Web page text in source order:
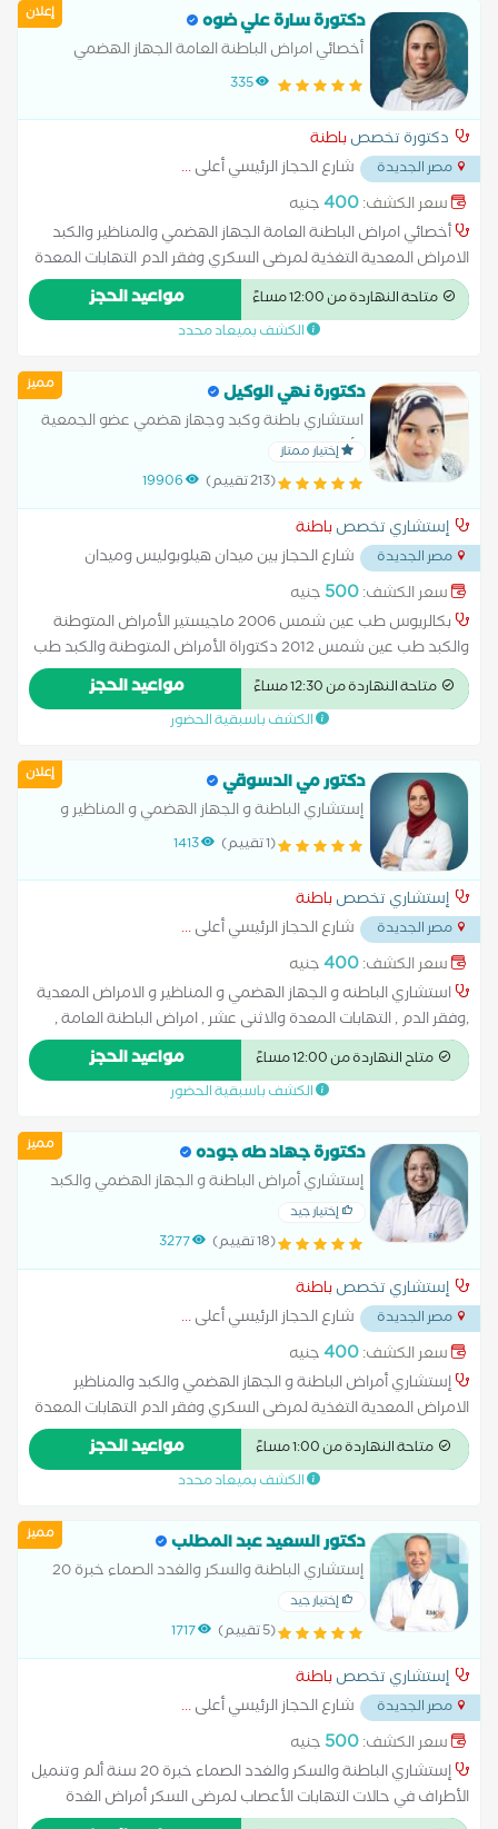
إعلان دكتورة سارة علي ضوه
أخصائي امراض الباطنة العامة الجهاز الهضمي
والمناظير والكبد335
دكتورة تخصصباطنة
مصر الجديدة شارع الحجاز الرئيسي أعلى...
سعر الكشف:400جنيه
أخصائي امراض الباطنة العامة الجهاز الهضمي والمناظير والكبد
الامراض المعدية التغذية لمرضى السكري وفقر الدم التهابات المعدة
والاثنى عشر امراض الباطنة العامة امراض الجهاز الهضمي امراض
ضغط الدم تشخيص وعلاج حالات ارتجاع المريء سونار على البطن
والحوض علاج الكوليسترول
متاحة النهاردة من 12:00 مساءً مواعيد الحجز
الكشف بميعاد محدد
مميز دكتورة نهي الوكيل
استشاري باطنة وكبد وجهاز هضمي عضو الجمعية
الأوروبية لمناظير الجهاز الهضمي
إختيار ممتاز
(213 تقييم) 19906
إستشاري تخصصباطنة
مصر الجديدة
شارع الحجاز بين ميدان هيلوبوليس وميدان
المحكمة علامة...
سعر الكشف:500 جنيه
بكالريوس طب عين شمس 2006 ماجيستير الأمراض المتوطنة
والكبد طب عين شمس 2012 دكتوراة الأمراض المتوطنة والكبد طب
عين شمس 2019 زميل الاتحاد الاوروبى لأمراض الجهاز الهضمى عضو
الجمعية البحثية لدراسة امراض الكبد والجهاز الهضمى عضو الجمعية
الاوروبية لمناظير الجهاز الهضمى
متاحة النهاردة من 12:30 مساءً مواعيد الحجز
الكشف باسبقية الحضور
إعلان دكتور مي الدسوقي
إستشاري الباطنة و الجهاز الهضمي و المناظير و
الامراض المعدية ,وفقر الدم
(1 تقييم) 1413
إستشاري تخصصباطنة
مصر الجديدة شارع الحجاز الرئيسي أعلى...
سعر الكشف:400جنيه
استشاري الباطنه و الجهاز الهضمي و المناظير و الامراض المعدية
,وفقر الدم , التهابات المعدة والاثنى عشر , امراض الباطنة العامة ,
امراض الجهاز الهضمي , امراض ضغط الدم , تشخيص وعلاج حالات
ارتجاع المريء , سونار على البطن والحوض , علاج الكوليسترول ,
متاح النهاردة من 12:00 مساءً مواعيد الحجز
الكشف باسبقية الحضور
مميز دكتورة جهاد طه جوده
إستشاري أمراض الباطنة و الجهاز الهضمي والكبد
والمناظير
إختيار جيد
(18 تقييم) 3277
إستشاري تخصصباطنة
مصر الجديدة شارع الحجاز الرئيسي أعلى...
سعر الكشف:400جنيه
إستشاري أمراض الباطنة و الجهاز الهضمي والكبد والمناظير
الامراض المعدية التغذية لمرضى السكري وفقر الدم التهابات المعدة
والاثنى عشر امراض الباطنة العامة امراض الجهاز الهضمي امراض
ضغط الدم تشخيص وعلاج حالات ارتجاع المريء سونار على البطن
والحوض علاج الكوليسترول استئصال الزائدة بالمنظار استئصال
المعدة تكميم المعدة جراحة البواسير حزام المعدة زراعة البنكرياس
زراعة الكبد علاج البواسير بدون جراحة علاج الفتق بدون جراحة علاج
حصوة المرارة عملية استئصال الرحم بالمنظار عملية الفتاق عملية
المرارة بالمنظار عملية الناسور عملية تحويل مسار المعدة
متاحة النهاردة من 1:00 مساءً مواعيد الحجز
الكشف بميعاد محدد
مميز دكتور السعيد عبد المطلب
إستشاري الباطنة والسكر والغدد الصماء خبرة 20
سنةإختيار جيد
(5 تقييم) 1717
إستشاري تخصصباطنة
مصر الجديدة شارع الحجاز الرئيسي أعلى...
سعر الكشف:500 جنيه
إستشاري الباطنة والسكر والغدد الصماء خبرة 20 سنة ألم وتنميل
الأطراف في حالات التهابات الأعصاب لمرضى السكر أمراض الغدة